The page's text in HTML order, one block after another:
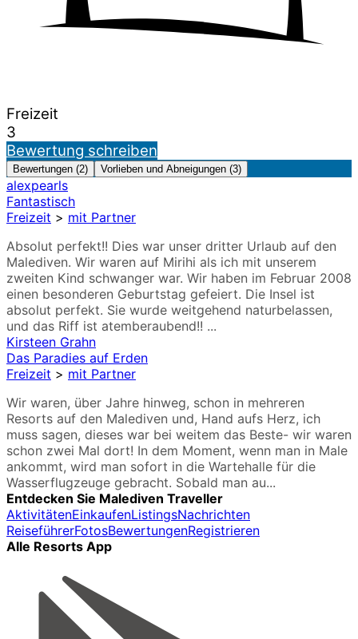
Freizeit
3
Bewertung schreiben
Bewertungen (2) Vorlieben und Abneigungen (3)
alexpearls
Fantastisch
Freizeit > mit Partner
Absolut perfekt!! Dies war unser dritter Urlaub auf den
Malediven. Wir waren auf Mirihi als ich mit unserem
zweiten Kind schwanger war. Wir haben im Februar 2008
einen besonderen Geburtstag gefeiert. Die Insel ist
absolut perfekt. Sie wurde weitgehend naturbelassen,
und das Riff ist atemberaubend!! ...
Kirsteen Grahn
Das Paradies auf Erden
Freizeit > mit Partner
Wir waren, über Jahre hinweg, schon in mehreren
Resorts auf den Malediven und, Hand aufs Herz, ich
muss sagen, dieses war bei weitem das Beste- wir waren
schon zwei Mal dort! In dem Moment, wenn man in Male
ankommt, wird man sofort in die Wartehalle für die
Wasserflugzeuge gebracht. Sobald man au...
Entdecken Sie Malediven Traveller
AktivitätenEinkaufenListingsNachrichten
ReiseführerFotosBewertungenRegistrieren
Alle Resorts App